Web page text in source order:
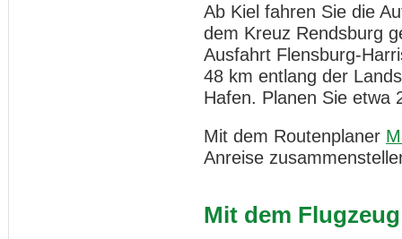
Ab Kiel fahren Sie die
dem Kreuz Rendsburg
Ausfahrt Flensburg-
48 km entlang der
Hafen. Planen Sie
Mit dem Routenplaner
Anreise
Mit dem